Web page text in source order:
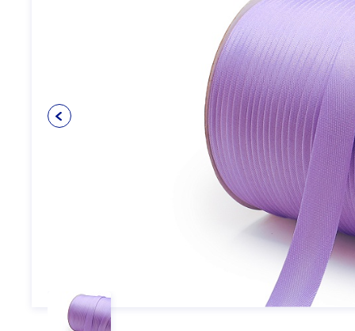
5
Клеевые и прокладочные
5
Косая бейка 3
6
4
4
0
8
Утеплители и наполнители